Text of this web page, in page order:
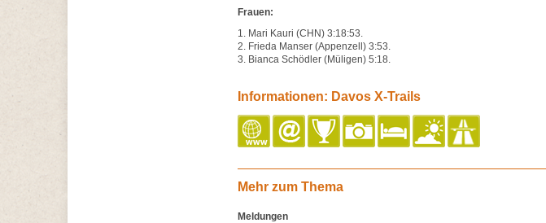
Frauen:
1. Mari Kauri (CHN) 3:18:53.
2. Frieda Manser (Appenzell) 3:53.
3. Bianca Schödler (Müligen) 5:18.
Informationen: Davos X-Trails
Mehr zum Thema
Meldungen